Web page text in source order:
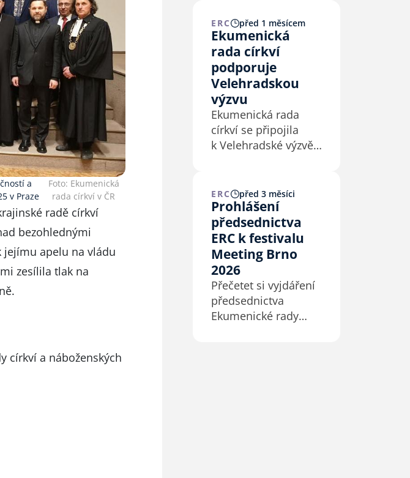
a
v Praze
Foto: Ekumenická
rada církví v ČR
radě církví
bezohlednými
jejímu apelu na vládu
zesílila tlak na
církví a náboženských
4. 7. 2026 na
Velehradě
aktualizovaný
dohodu o duchovní
službě ve věznicích.
ERC před 1 měsícem
Ekumenická
rada církví
podporuje
Velehradskou
výzvu
Ekumenická rada
církví se připojila
k Velehradské výzvě,
spojuje.“
Velehradskou výzvu
představil předseda
České biskupské
konference Mons.
Josef Nuzík v rámci
Dní dobré vůle na
Velehradě 4. 7. 2026.
…
ERC před 3 měsíci
Prohlášení
předsednictva
ERC k festivalu
Meeting Brno
2026
Přečetet si vyjdáření
předsednictva
Ekumenické rady